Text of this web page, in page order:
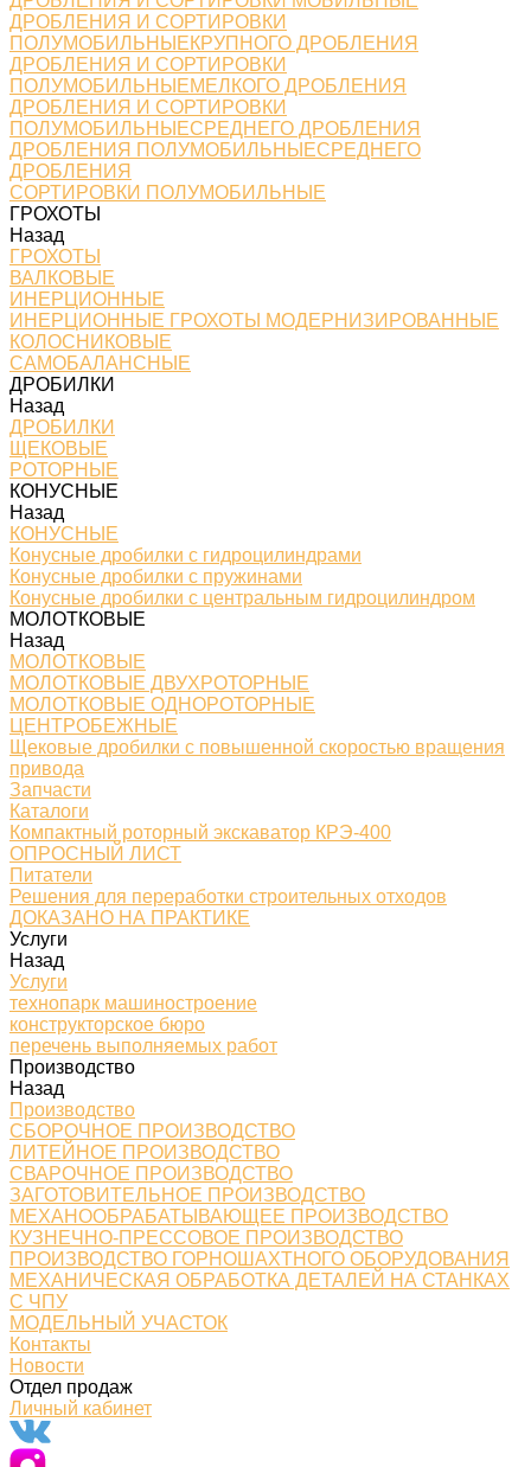
ДРОБЛЕНИЯ И СОРТИРОВКИ
ПОЛУМОБИЛЬНЫЕКРУПНОГО ДРОБЛЕНИЯ
ДРОБЛЕНИЯ И СОРТИРОВКИ
ПОЛУМОБИЛЬНЫЕМЕЛКОГО ДРОБЛЕНИЯ
ДРОБЛЕНИЯ И СОРТИРОВКИ
ПОЛУМОБИЛЬНЫЕСРЕДНЕГО ДРОБЛЕНИЯ
ДРОБЛЕНИЯ ПОЛУМОБИЛЬНЫЕСРЕДНЕГО
ДРОБЛЕНИЯ
СОРТИРОВКИ ПОЛУМОБИЛЬНЫЕ
ГРОХОТЫ
Назад
ГРОХОТЫ
ВАЛКОВЫЕ
ИНЕРЦИОННЫЕ
ИНЕРЦИОННЫЕ ГРОХОТЫ МОДЕРНИЗИРОВАННЫЕ
КОЛОСНИКОВЫЕ
САМОБАЛАНСНЫЕ
ДРОБИЛКИ
Назад
ДРОБИЛКИ
ЩЕКОВЫЕ
РОТОРНЫЕ
КОНУСНЫЕ
Назад
КОНУСНЫЕ
Конусные дробилки с гидроцилиндрами
Конусные дробилки с пружинами
Конусные дробилки с центральным гидроцилиндром
МОЛОТКОВЫЕ
Назад
МОЛОТКОВЫЕ
МОЛОТКОВЫЕ ДВУХРОТОРНЫЕ
МОЛОТКОВЫЕ ОДНОРОТОРНЫЕ
ЦЕНТРОБЕЖНЫЕ
Щековые дробилки с повышенной скоростью вращения
привода
Запчасти
Каталоги
Компактный роторный экскаватор КРЭ-400
ОПРОСНЫЙ ЛИСТ
Питатели
Решения для переработки строительных отходов
ДОКАЗАНО НА ПРАКТИКЕ
Услуги
Назад
Услуги
технопарк машиностроение
конструкторское бюро
перечень выполняемых работ
Производство
Назад
Производство
СБОРОЧНОЕ ПРОИЗВОДСТВО
ЛИТЕЙНОЕ ПРОИЗВОДСТВО
СВАРОЧНОЕ ПРОИЗВОДСТВО
ЗАГОТОВИТЕЛЬНОЕ ПРОИЗВОДСТВО
МЕХАНООБРАБАТЫВАЮЩЕЕ ПРОИЗВОДСТВО
КУЗНЕЧНО-ПРЕССОВОЕ ПРОИЗВОДСТВО
ПРОИЗВОДСТВО ГОРНОШАХТНОГО ОБОРУДОВАНИЯ
МЕХАНИЧЕСКАЯ ОБРАБОТКА ДЕТАЛЕЙ НА СТАНКАХ
С ЧПУ
МОДЕЛЬНЫЙ УЧАСТОК
Контакты
Новости
Отдел продаж
Личный кабинет